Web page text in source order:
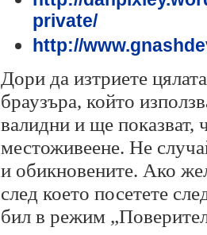
private/
http://
Дори да изтриете
браузъра, който
валидни и ще показват,
местоживеене. Не
и обикновените. Ако
след което посетете
бил в режим